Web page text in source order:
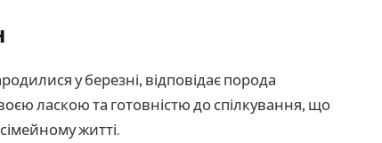
у березні, відповідає порода
ласкою та готовністю до спілкування, що
житті.